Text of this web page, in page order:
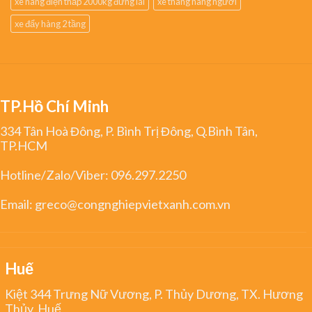
xe đẩy hàng 2 tầng
TP.Hồ Chí Minh
334 Tân Hoà Đông, P. Bình Trị Đông, Q.Bình Tân,
TP.HCM
Hotline/Zalo/Viber: 096.297.2250
Email: greco@congnghiepvietxanh.com.vn
Huế
Kiệt 344 Trưng Nữ Vương, P. Thủy Dương, TX. Hương
Thủy, Huế